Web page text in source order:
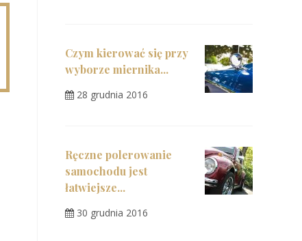
Czym kierować się przy
wyborze miernika...
28 grudnia 2016
Ręczne polerowanie
samochodu jest
łatwiejsze...
30 grudnia 2016